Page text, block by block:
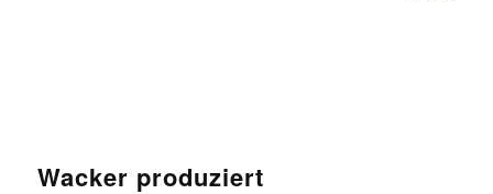
Wacker produziert